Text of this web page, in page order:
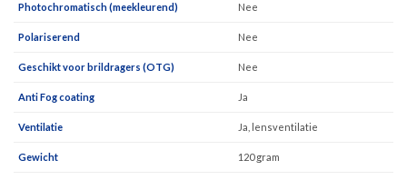
Photochromatisch (meekleurend) Nee
Polariserend Nee
Geschikt voor brildragers (OTG) Nee
Anti Fog coating Ja
Ventilatie Ja, lensventilatie
Gewicht 120 gram